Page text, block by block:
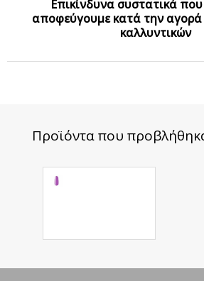
Επικίνδυνα συστατικά
αποφεύγουμε κατά την αγορά
καλλυντικών
Προϊόντα που